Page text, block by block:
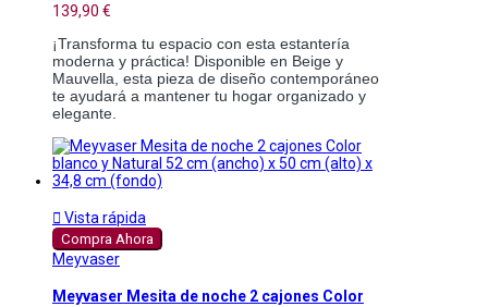
139,90 €
¡Transforma tu espacio con esta estantería
moderna y práctica! Disponible en Beige y
Mauvella, esta pieza de diseño contemporáneo
te ayudará a mantener tu hogar organizado y
elegante.
 Vista rápida
Compra Ahora
Meyvaser
Meyvaser Mesita de noche 2 cajones Color